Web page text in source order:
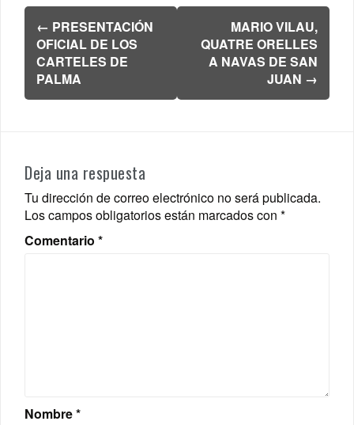
Navegación
de
entradas
← PRESENTACIÓN
OFICIAL DE LOS
CARTELES DE
PALMA
MARIO VILAU,
QUATRE ORELLES
A NAVAS DE SAN
JUAN →
Deja una respuesta
Tu dirección de correo electrónico no será publicada.
Los campos obligatorios están marcados con *
Comentario *
Nombre*